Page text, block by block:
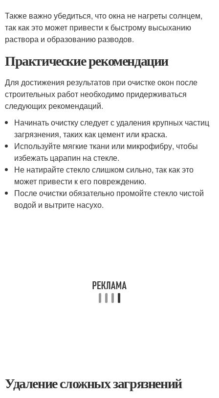
Также важно убедиться, что окна не нагреты солнцем,
так как это может привести к быстрому высыханию
раствора и образованию разводов.
Практические рекомендации
Для достижения результатов при очистке окон после
строительных работ необходимо придерживаться
следующих рекомендаций.
Начинать очистку следует с удаления крупных частиц
загрязнения, таких как цемент или краска.
Используйте мягкие ткани или микрофибру, чтобы
избежать царапин на стекле.
Не натирайте стекло слишком сильно, так как это
может привести к его повреждению.
После очистки обязательно промойте стекло чистой
водой и вытрите насухо.
Удаление сложных загрязнений